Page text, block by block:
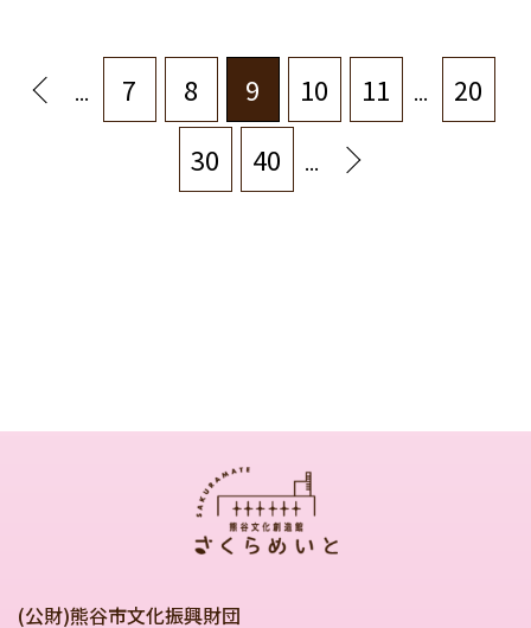
... 7 8 9 10 11 ...
20
30
40 ...
(公財)熊谷市文化振興財団